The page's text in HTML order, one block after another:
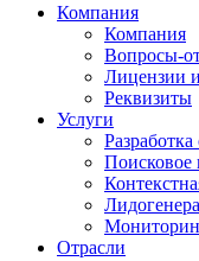
Компания
Компания
Вопросы-
Лицензии
Реквизиты
Услуги
Разработка
Поисковое
Отрасли